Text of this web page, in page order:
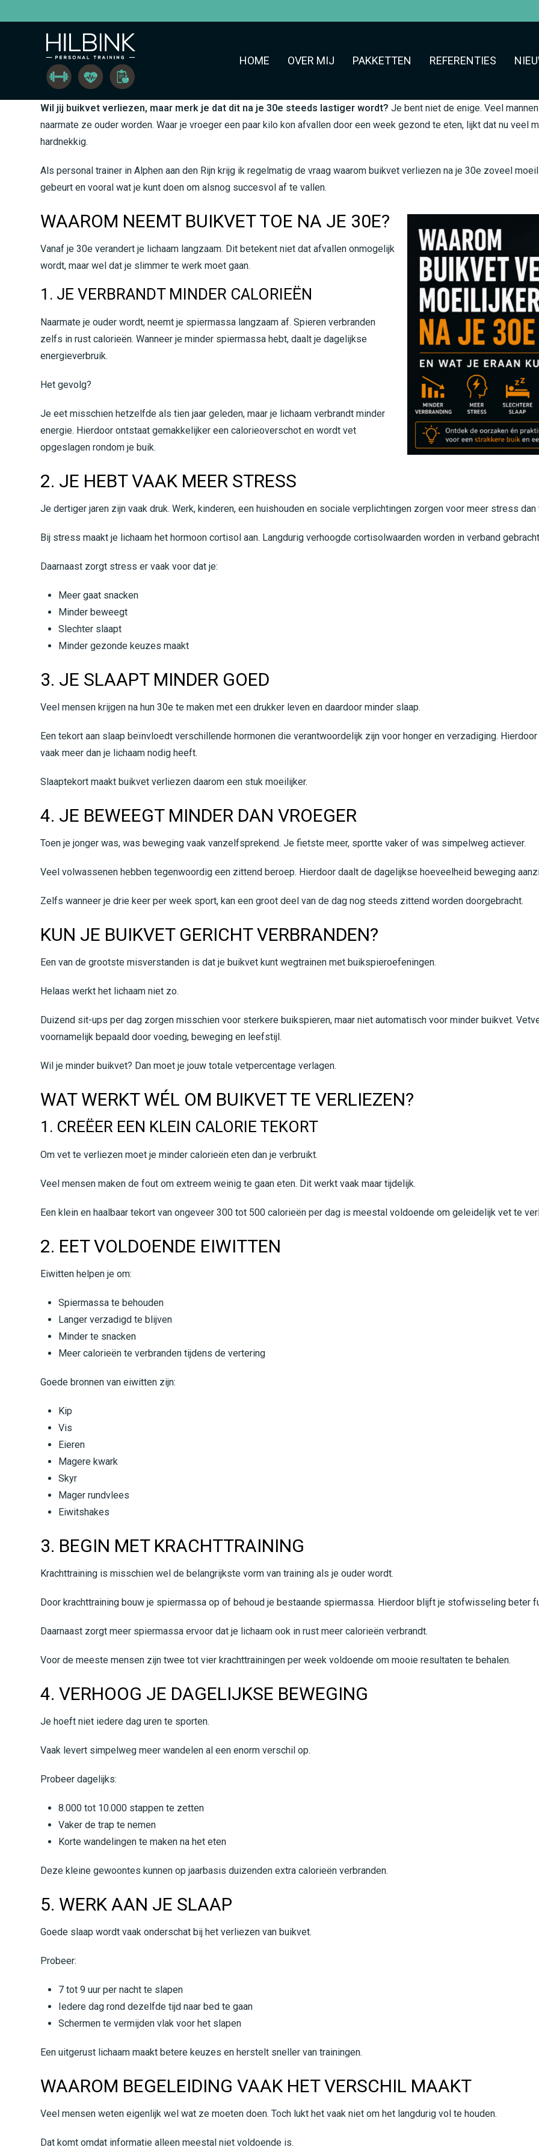
HOME OVER MIJ PAKKETTEN REFERENTIES
Wil jij buikvet verliezen, maar merk je dat dit na je 30e steeds lastiger wordt? Je bent niet de enige. Veel
naarmate ze ouder worden. Waar je vroeger een paar kilo kon afvallen door een week gezond te eten, lijkt dat nu veel
hardnekkig.
Als personal trainer in Alphen aan den Rijn krijg ik regelmatig de vraag waarom buikvet verliezen na je 30e zoveel
gebeurt en vooral wat je kunt doen om alsnog succesvol af te vallen.
WAAROM NEEMT BUIKVET TOE NA JE 30E?
Vanaf je 30e verandert je lichaam langzaam. Dit betekent niet dat afvallen onmogelijk
wordt, maar wel dat je slimmer te werk moet gaan.
1. JE VERBRANDT MINDER CALORIEËN
Naarmate je ouder wordt, neemt je spiermassa langzaam af. Spieren verbranden
zelfs in rust calorieën. Wanneer je minder spiermassa hebt, daalt je dagelijkse
energieverbruik.
Het gevolg?
Je eet misschien hetzelfde als tien jaar geleden, maar je lichaam verbrandt minder
energie. Hierdoor ontstaat gemakkelijker een calorieoverschot en wordt vet
opgeslagen rondom je buik.
2. JE HEBT VAAK MEER STRESS
Je dertiger jaren zijn vaak druk. Werk, kinderen, een huishouden en sociale verplichtingen zorgen voor meer stress dan
Bij stress maakt je lichaam het hormoon cortisol aan. Langdurig verhoogde cortisolwaarden worden in verband
Daarnaast zorgt stress er vaak voor dat je:
Meer gaat snacken
Minder beweegt
Slechter slaapt
Minder gezonde keuzes maakt
3. JE SLAAPT MINDER GOED
Veel mensen krijgen na hun 30e te maken met een drukker leven en daardoor minder slaap.
Een tekort aan slaap beïnvloedt verschillende hormonen die verantwoordelijk zijn voor honger en verzadiging.
vaak meer dan je lichaam nodig heeft.
Slaaptekort maakt buikvet verliezen daarom een stuk moeilijker.
4. JE BEWEEGT MINDER DAN VROEGER
Toen je jonger was, was beweging vaak vanzelfsprekend. Je fietste meer, sportte vaker of was simpelweg actiever.
Veel volwassenen hebben tegenwoordig een zittend beroep. Hierdoor daalt de dagelijkse hoeveelheid beweging
Zelfs wanneer je drie keer per week sport, kan een groot deel van de dag nog steeds zittend worden doorgebracht.
KUN JE BUIKVET GERICHT VERBRANDEN?
Een van de grootste misverstanden is dat je buikvet kunt wegtrainen met buikspieroefeningen.
Helaas werkt het lichaam niet zo.
Duizend sit-ups per dag zorgen misschien voor sterkere buikspieren, maar niet automatisch voor minder buikvet.
voornamelijk bepaald door voeding, beweging en leefstijl.
Wil je minder buikvet? Dan moet je jouw totale vetpercentage verlagen.
WAT WERKT WÉL OM BUIKVET TE VERLIEZEN?
1. CREËER EEN KLEIN CALORIE TEKORT
Om vet te verliezen moet je minder calorieën eten dan je verbruikt.
Veel mensen maken de fout om extreem weinig te gaan eten. Dit werkt vaak maar tijdelijk.
Een klein en haalbaar tekort van ongeveer 300 tot 500 calorieën per dag is meestal voldoende om geleidelijk vet te
2. EET VOLDOENDE EIWITTEN
Eiwitten helpen je om:
Spiermassa te behouden
Langer verzadigd te blijven
Minder te snacken
Meer calorieën te verbranden tijdens de vertering
Goede bronnen van eiwitten zijn:
Kip
Vis
Eieren
Magere kwark
Skyr
Mager rundvlees
Eiwitshakes
3. BEGIN MET KRACHTTRAINING
Krachttraining is misschien wel de belangrijkste vorm van training als je ouder wordt.
Door krachttraining bouw je spiermassa op of behoud je bestaande spiermassa. Hierdoor blijft je stofwisseling beter
Daarnaast zorgt meer spiermassa ervoor dat je lichaam ook in rust meer calorieën verbrandt.
Voor de meeste mensen zijn twee tot vier krachttrainingen per week voldoende om mooie resultaten te behalen.
4. VERHOOG JE DAGELIJKSE BEWEGING
Je hoeft niet iedere dag uren te sporten.
Vaak levert simpelweg meer wandelen al een enorm verschil op.
Probeer dagelijks:
8.000 tot 10.000 stappen te zetten
Vaker de trap te nemen
Korte wandelingen te maken na het eten
Deze kleine gewoontes kunnen op jaarbasis duizenden extra calorieën verbranden.
5. WERK AAN JE SLAAP
Goede slaap wordt vaak onderschat bij het verliezen van buikvet.
Probeer:
7 tot 9 uur per nacht te slapen
Iedere dag rond dezelfde tijd naar bed te gaan
Schermen te vermijden vlak voor het slapen
Een uitgerust lichaam maakt betere keuzes en herstelt sneller van trainingen.
WAAROM BEGELEIDING VAAK HET VERSCHIL MAAKT
Veel mensen weten eigenlijk wel wat ze moeten doen. Toch lukt het vaak niet om het langdurig vol te houden.
Dat komt omdat informatie alleen meestal niet voldoende is.